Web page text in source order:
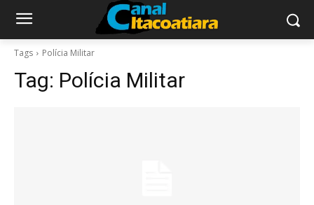
Tags Polícia Militar
Tag: Polícia Militar